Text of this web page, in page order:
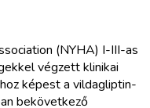
(NYHA) I-III-as
végzett klinikai
képest a vildagliptin-
bekövetkező